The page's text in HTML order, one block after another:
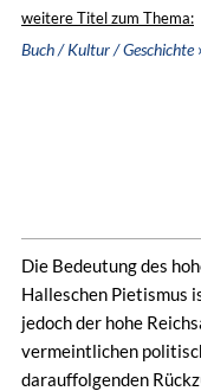
weitere Titel zum Thema:
Buch / Kultur / Geschichte
Die Bedeutung des
Halleschen Pietismus
jedoch der hohe
vermeintlichen
darauffolgenden